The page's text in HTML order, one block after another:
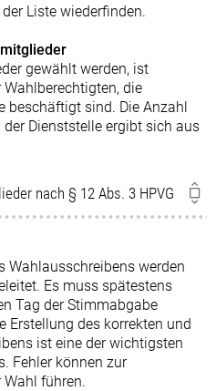
Liste wiederfinden.
gewählt werden, ist
die
beschäftigt sind. Die Anzahl
Dienststelle ergibt sich aus
nach § 12 Abs. 3 HPVG
Wahlausschreibens werden
Es muss spätestens
Tag der Stimmabgabe
Erstellung des korrekten und
ist eine der wichtigsten
Fehler können zur
führen.